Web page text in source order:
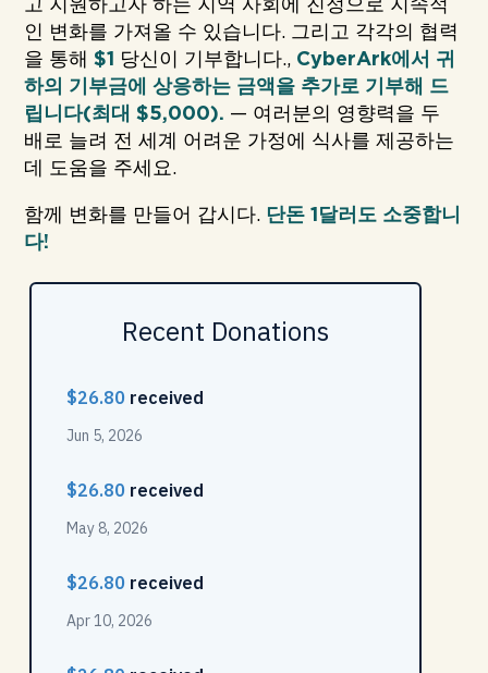
고 지원하고자 하는 지역 사회에 진정으로 지속적
인 변화를 가져올 수 있습니다. 그리고 각각의 협력
을 통해$1 당신이 기부합니다., CyberArk에서 귀
하의 기부금에 상응하는 금액을 추가로 기부해 드
립니다(최대 $5,000). — 여러분의 영향력을 두
배로 늘려 전 세계 어려운 가정에 식사를 제공하는
데 도움을 주세요.
함께 변화를 만들어 갑시다. 단돈 1달러도 소중합니
다!